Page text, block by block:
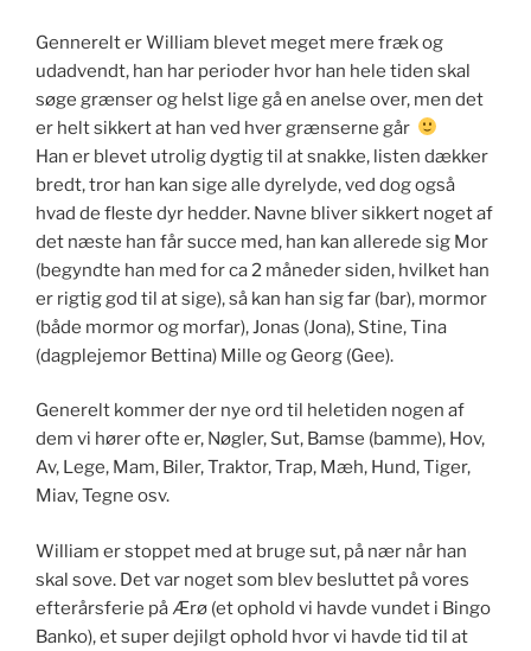
Gennerelt er William blevet meget mere fræk og
udadvendt, han har perioder hvor han hele tiden skal
søge grænser og helst lige gå en anelse over, men det
er helt sikkert at han ved hver grænserne går
Han er blevet utrolig dygtig til at snakke, listen dækker
bredt, tror han kan sige alle dyrelyde, ved dog også
hvad de fleste dyr hedder. Navne bliver sikkert noget af
det næste han får succe med, han kan allerede sig Mor
(begyndte han med for ca 2 måneder siden, hvilket han
er rigtig god til at sige), så kan han sig far (bar), mormor
(både mormor og morfar), Jonas (Jona), Stine, Tina
(dagplejemor Bettina) Mille og Georg (Gee).
Generelt kommer der nye ord til heletiden nogen af
dem vi hører ofte er, Nøgler, Sut, Bamse (bamme), Hov,
Av, Lege, Mam, Biler, Traktor, Trap, Mæh, Hund, Tiger,
Miav, Tegne osv.
William er stoppet med at bruge sut, på nær når han
skal sove. Det var noget som blev besluttet på vores
efterårsferie på Ærø (et ophold vi havde vundet i Bingo
Banko), et super dejilgt ophold hvor vi havde tid til at